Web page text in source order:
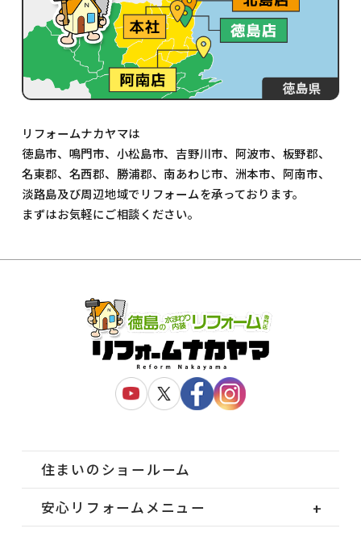
リフォームナカヤマは
徳島市、鳴門市、小松島市、吉野川市、阿波市、板野郡、
名東郡、名西郡、勝浦郡、南あわじ市、洲本市、阿南市、
淡路島及び周辺地域でリフォームを承っております。
まずはお気軽にご相談ください。
住まいのショールーム
安心リフォームメニュー